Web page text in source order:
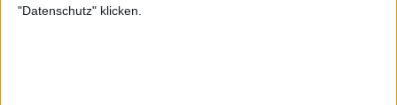
"Datenschutz" klicken.
Interessante Alben finden